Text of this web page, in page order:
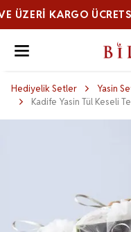
1000 TL VE
Hediyelik Setler
Yasin
Kadife Yasin Tül Keseli